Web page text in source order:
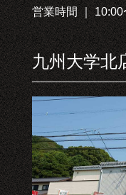
営業時間 ｜
九州大学北